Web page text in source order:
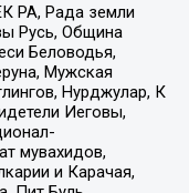
РА, Рада земли
Русь, Община
Беловодья,
Мужская
Нурджулар, К
Иеговы,
мувахидов,
и Карачая,